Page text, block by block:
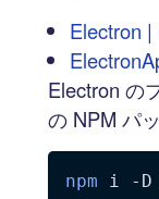
Electron
Electron の
の NPM パ
npm i -D